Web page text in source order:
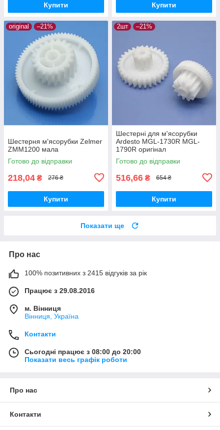
Купити Купити
original –21%
Шестерня м'ясорубки Zelmer
ZMM1200 мала
Готово до відправки
218,04 ₴ 276 ₴
Купити
2шт –21%
Шестерні для м'ясорубки
Ardesto MGL-1730R MGL-
1790R оригінал
Готово до відправки
516,66 ₴ 654 ₴
Купити
Показати ще
Про нас
100% позитивних з 2415 відгуків за рік
Працює з 29.08.2016
м. Вінниця
Вінниця, Україна
Контакти
Сьогодні працює з 08:00 до 20:00
Показати весь графік роботи
Про нас
Контакти